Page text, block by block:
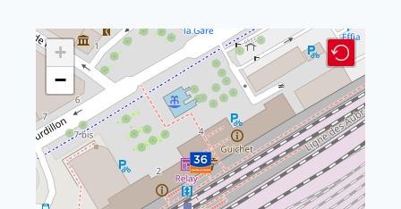
+
−